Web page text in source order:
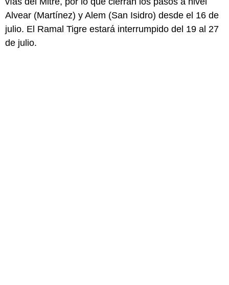
Alvear (Martínez) y Alem (San Isidro) desde el 16 de
julio. El Ramal Tigre estará interrumpido del 19 al 27
de julio.